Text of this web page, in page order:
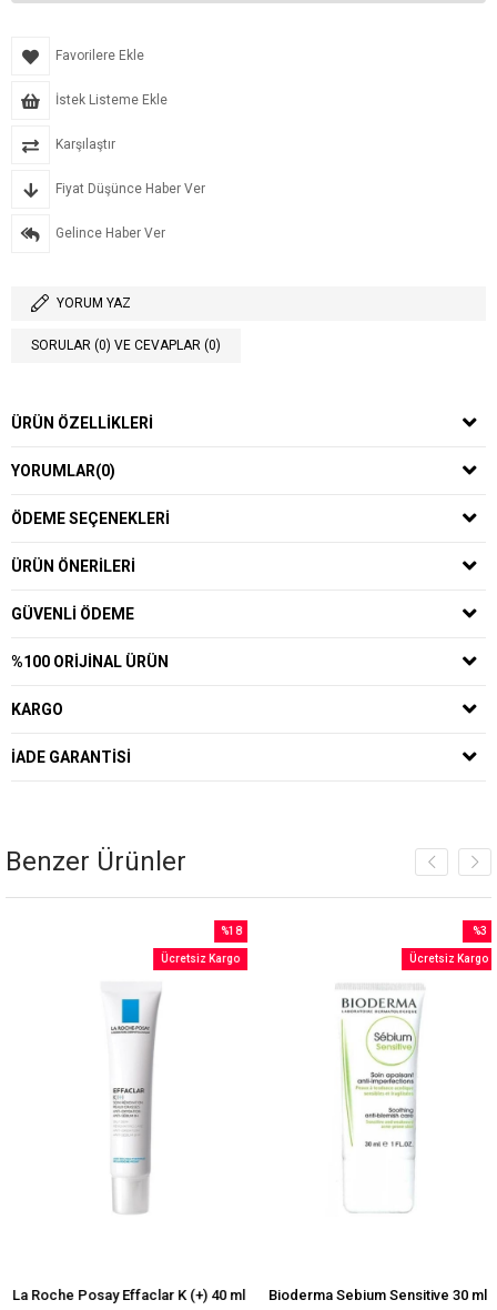
Favorilere Ekle
İstek Listeme Ekle
Karşılaştır
Fiyat Düşünce Haber Ver
Gelince Haber Ver
YORUM YAZ
SORULAR (0) VE CEVAPLAR (0)
ÜRÜN ÖZELLIKLERI
YORUMLAR(0)
ÖDEME SEÇENEKLERI
ÜRÜN ÖNERILERI
GÜVENLI ÖDEME
%100 ORIJINAL ÜRÜN
KARGO
İADE GARANTISI
Benzer Ürünler
La Roche Posay Effaclar K (+) 40 ml
%18
İndirim
Ücretsiz Kargo
Bioderma Sebium Sensitive 30 ml
%3
İndirim
Ücretsiz Kargo